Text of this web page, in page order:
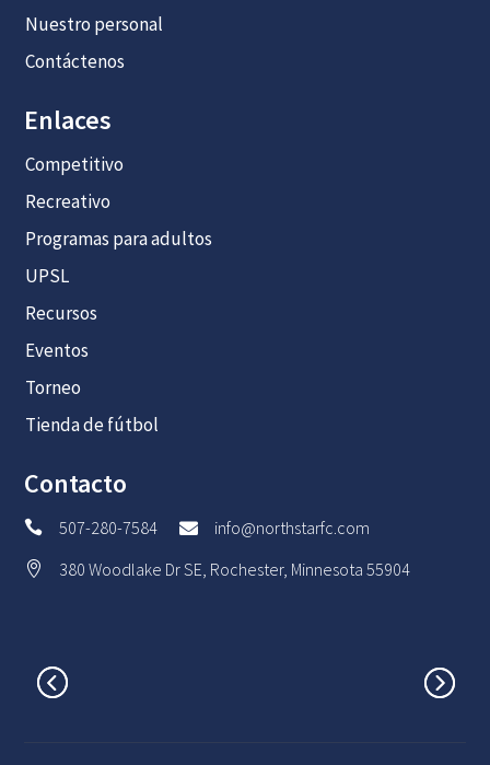
Nuestro personal
Contáctenos
Enlaces
Competitivo
Recreativo
Programas para adultos
UPSL
Recursos
Eventos
Torneo
Tienda de fútbol
Contacto
 507-280-7584  info@northstarfc.com
 380 Woodlake Dr SE, Rochester, Minnesota 55904